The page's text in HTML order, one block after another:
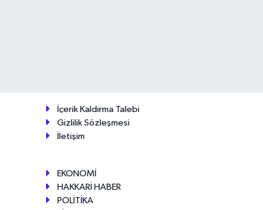
İçerik Kaldırma Talebi
Gizlilik Sözleşmesi
İletişim
EKONOMİ
HAKKARİ HABER
POLİTİKA